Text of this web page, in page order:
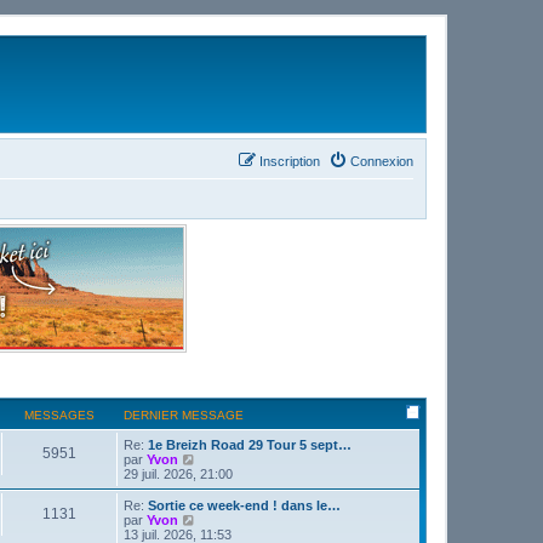
Connexion
Inscription
MESSAGES DERNIER MESSAGE
5951 Re: 1e Breizh Road 29 Tour 5 sept…
par Yvon
o
n
s
29 juil. 2026, 21:00
1131 Re: Sortie ce week-end ! dans le…
par Yvon
o
13 juil. 2026, 11:53